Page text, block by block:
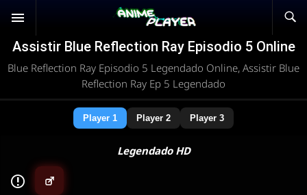
Assistir Blue Reflection Ray Episodio 5 Online
Blue Reflection Ray Episodio 5 Legendado Online, Assistir Blue
Reflection Ray Ep 5 Legendado
Player 1 Player 2 Player 3
Legendado HD